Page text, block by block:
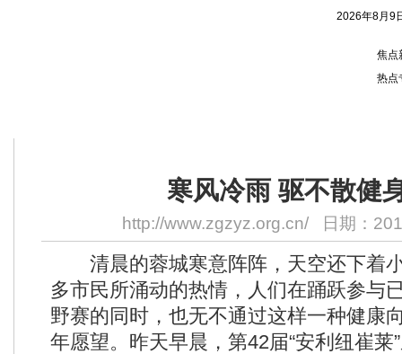
2026年8月9
焦点
热点
寒风冷雨 驱不散健
http://www.zgzyz.org.cn/日期：
清晨的蓉城寒意阵阵，天空还下着
多市民所涌动的热情，人们在踊跃参与
野赛的同时，也无不通过这样一种健康
年愿望。昨天早晨，第42届“安利纽崔莱